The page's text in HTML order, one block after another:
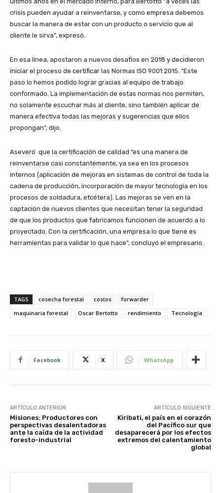
crisis pueden ayudar a reinventarse, y como empresa debemos
buscar la manera de estar con un producto o servicio que al
cliente le sirva”, expresó.
En esa línea, apostaron a nuevos desafíos en 2018 y decidieron
iniciar el proceso de certificar las Normas ISO 9001:2015. “Este
paso lo hemos podido lograr gracias al equipo de trabajo
conformado. La implementación de estas normas nos permiten,
no solamente escuchar más al cliente, sino también aplicar de
manera efectiva todas las mejoras y sugerencias que ellos
propongan”, dijo.
Aseveró que la certificación de calidad “es una manera de
reinventarse casi constantemente, ya sea en los procesos
internos (aplicación de mejoras en sistemas de control de toda la
cadena de producción, incorporación de mayor tecnología en los
procesos de soldadura, etcétera). Las mejoras se ven en la
captación de nuevos clientes que necesitan tener la seguridad
de que los productos que fabricamos funcionen de acuerdo a lo
proyectado. Con la certificación, una empresa lo que tiene es
herramientas para validar lo que hace”, concluyó el empresario.
TAGS cosecha forestal costos
forwarder
maquinaria forestal
Oscar Bertotto rendimiento Tecnología
Facebook X WhatsApp
ARTÍCULO ANTERIOR
Misiones: Productores con
perspectivas desalentadoras
ante la caída de la actividad
foresto-industrial
ARTÍCULO SIGUIENTE
Kiribati, el país en el corazón
del Pacífico sur que
desaparecerá por los efectos
extremos del calentamiento
global